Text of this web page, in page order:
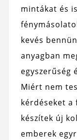
mintákat és
kevés
anyagban
egyszerűség
Miért nem
kérdéseket
készítek új
emberek